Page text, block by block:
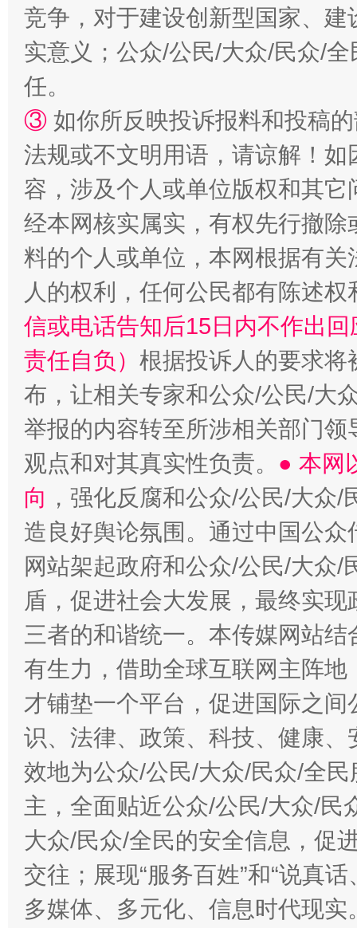
扯下公款旅游的“隐身衣” 如何以
竞争，对于建设创新型国家、
实意义；公众/公民/大众/民众/
任。
③ 如你所反映投诉报料和投稿
法规或不文明用语，请谅解！
容，涉及个人或单位版权和其它
经本网核实属实，有权先行撤
料的个人或单位，本网根据有
人的权利，任何公民都有陈述
信或电话告知后15日内不作出
责任自负） 根据投诉人的要求将
布，让相关专家和公众/公民/大
举报的内容转至所涉相关部门
观点和对其真实性负责。 ● 本网
向 ，强化反腐和公众/公民/大众
造良好舆论氛围。通过中国公
网站架起政府和公众/公民/大众
盾，促进社会大发展，最终实
三者的和谐统一。本传媒网站
有生力，借助全球互联网主阵
才铺垫一个平台，促进国际之
识、法律、政策、科技、健康
效地为公众/公民/大众/民众/全
主，全面贴近公众/公民/大众/民
大众/民众/全民的安全信息，促
交往；展现“服务百姓”和“说真
多媒体、多元化、信息时代现实